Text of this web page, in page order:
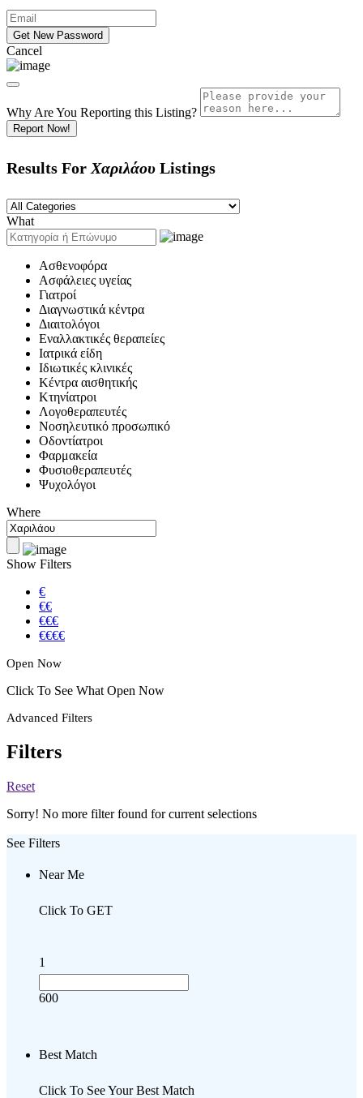
Cancel
Why Are You Reporting this Listing?
Report Now!
Results For Χαριλάου Listings
What
Ασθενοφόρα
Ασφάλειες υγείας
Γιατροί
Διαγνωστικά κέντρα
Διαιτολόγοι
Εναλλακτικές θεραπείες
Ιατρικά είδη
Ιδιωτικές κλινικές
Κέντρα αισθητικής
Κτηνίατροι
Λογοθεραπευτές
Νοσηλευτικό προσωπικό
Οδοντίατροι
Φαρμακεία
Φυσιοθεραπευτές
Ψυχολόγοι
Where
Show Filters
€
€€
€€€
€€€€
Open Now
Click To See What Open Now
Advanced Filters
Filters
Reset
Sorry! No more filter found for current selections
See Filters
Near Me
Click To GET
1
600
Best Match
Click To See Your Best Match